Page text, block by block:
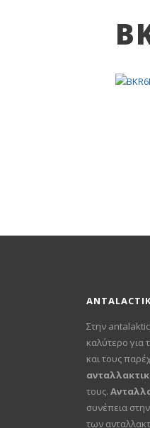
Στην
καλύτερο για
και τους
τους.
συνέπεια
των